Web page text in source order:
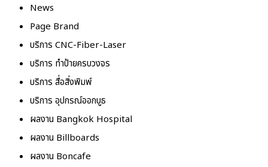
News
Page Brand
บริการ CNC-Fiber-Laser
บริการ ทำป้ายครบวงจร
บริการ สื่อสิ่งพิมพ์
บริการ อุปกรณ์ออกบูธ
ผลงาน Bangkok Hospital
ผลงาน Billboards
ผลงาน Boncafe